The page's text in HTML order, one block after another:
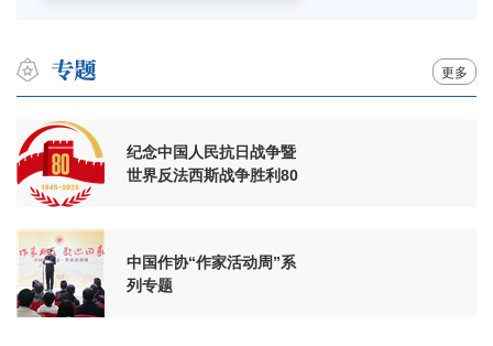
更多
纪念中国人民抗日战争暨
世界反法西斯战争胜利80
中国作协“作家活动周”系
列专题